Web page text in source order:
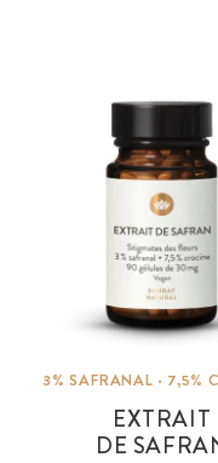
3% SAFRANAL · 7,5%
EXTRAIT
DE